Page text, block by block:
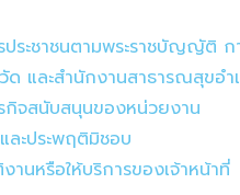
ประชาชนตามพระราชบัญญัติ
และสำนักงานสาธารณสุขอำ
กิจสนับสนุนของหน่วยงาน
ละประพฤติมิชอบ
นหรือให้บริการของเจ้าหน้าที่